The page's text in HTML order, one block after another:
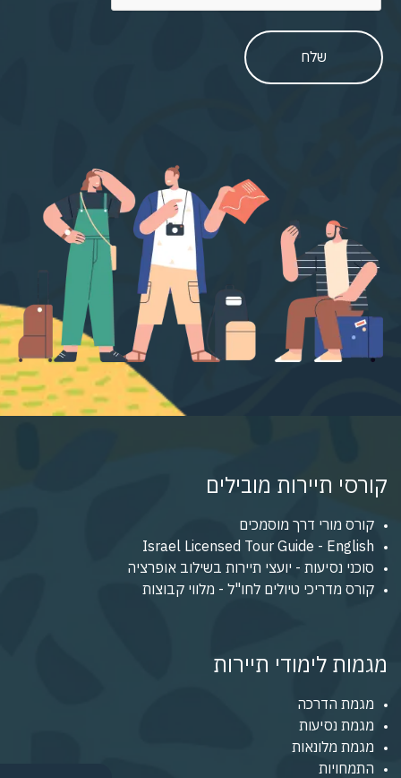
שלח
קורסי תיירות מובילים
קורס מורי דרך מוסמכים
Israel Licensed Tour Guide - English
סוכני נסיעות - יועצי תיירות בשילוב אופרציה
קורס מדריכי טיולים לחו"ל - מלווי קבוצות
מגמות לימודי תיירות
מגמת הדרכה
מגמת נסיעות
מגמת מלונאות
התמחויות